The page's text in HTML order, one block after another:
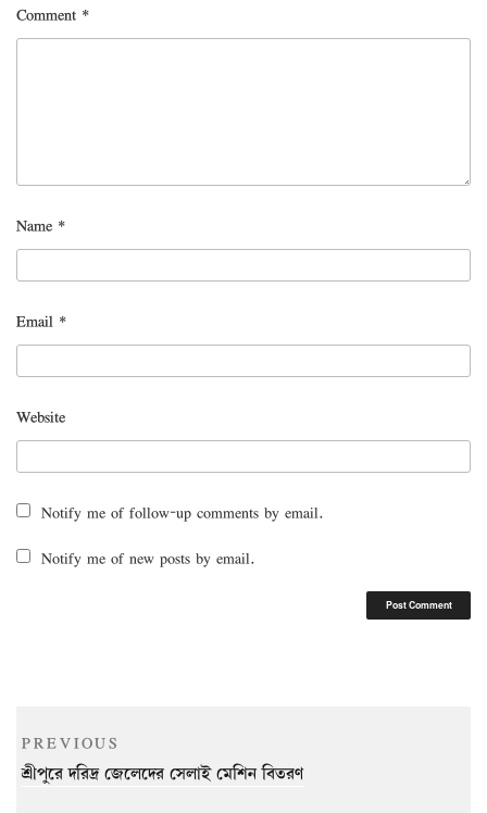
Comment *
Name *
Email *
Website
Notify me of follow-up comments by email.
Notify me of new posts by email.
navigation
Previous
Post
PREVIOUS
শ্রীপুরে দরিদ্র জেলেদের সেলাই মেশিন বিতরণ